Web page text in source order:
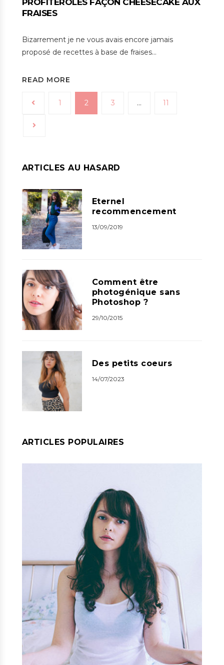
PROFITEROLES FAÇON CHEESECAKE AUX
FRAISES
Bizarrement je ne vous avais encore jamais
proposé de recettes à base de fraises…
READ MORE
1 2 3 … 11
ARTICLES AU HASARD
Eternel
recommencement
13/09/2019
Comment être
photogénique sans
Photoshop ?
29/10/2015
Des petits coeurs
14/07/2023
ARTICLES POPULAIRES